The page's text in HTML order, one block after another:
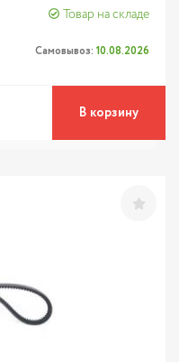
Товар на складе
Самовывоз: 10.08.2026
В корзину